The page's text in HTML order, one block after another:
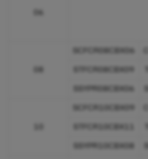
06
08
SCFCR08CBX06
STFCR08CBX09
SSYPR08CBX06
SCFCR10CBX09
STFCR10CBX11
SSYPR10CBX08